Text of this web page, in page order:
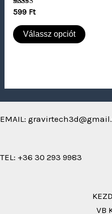
Értékelés:
/ 5
599 Ft
Válassz opciót
EMAIL:
TEL: +36 30 293 9983
VB